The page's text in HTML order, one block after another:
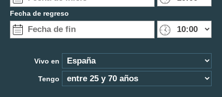
Fecha de regreso
Vivo en
Tengo